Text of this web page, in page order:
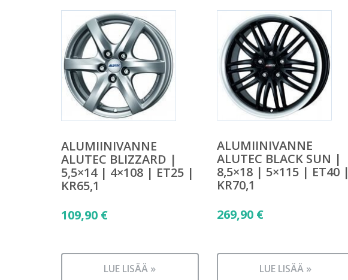
ALUMIINIVANNE
ALUTEC BLIZZARD |
5,5×14 | 4×108 | ET25 |
KR65,1
109,90 €
LUE LISÄÄ »
ALUMIINIVANNE
ALUTEC BLACK SUN |
8,5×18 | 5×115 | ET40 |
KR70,1
269,90 €
LUE LISÄÄ »